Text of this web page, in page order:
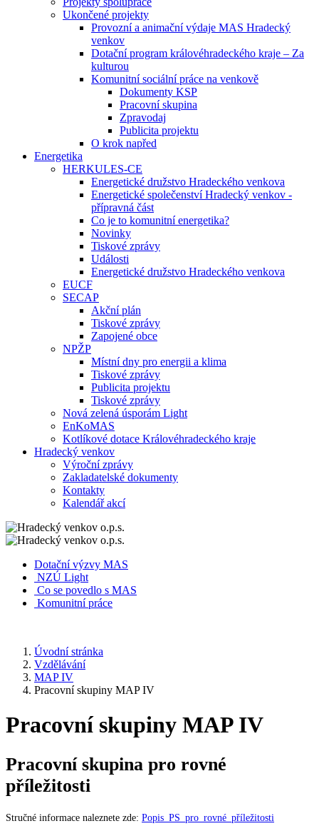
Ukončené projekty
Provozní a animační výdaje MAS Hradecký
venkov
Dotační program královéhradeckého kraje – Za
kulturou
Komunitní sociální práce na venkově
Dokumenty KSP
Pracovní skupina
Zpravodaj
Publicita projektu
O krok napřed
Energetika
HERKULES-CE
Energetické družstvo Hradeckého venkova
Energetické společenství Hradecký venkov -
přípravná část
Co je to komunitní energetika?
Novinky
Tiskové zprávy
Události
Energetické družstvo Hradeckého venkova
EUCF
SECAP
Akční plán
Tiskové zprávy
Zapojené obce
NPŽP
Místní dny pro energii a klima
Tiskové zprávy
Publicita projektu
Tiskové zprávy
Nová zelená úsporám Light
EnKoMAS
Kotlíkové dotace Královéhradeckého kraje
Hradecký venkov
Výroční zprávy
Zakladatelské dokumenty
Kontakty
Kalendář akcí
Dotační výzvy MAS
NZÚ Light
Co se povedlo s MAS
Komunitní práce
Úvodní stránka
Vzdělávání
MAP IV
Pracovní skupiny MAP IV
Pracovní skupiny MAP IV
Pracovní skupina pro rovné
příležitosti
Stručné informace naleznete zde: Popis_PS_pro_rovné_příležitosti